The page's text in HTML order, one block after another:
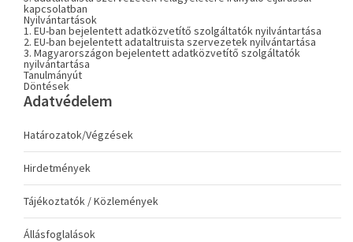
kapcsolatban
Nyilvántartások
1. EU-ban bejelentett adatközvetítő szolgáltatók nyilvántartása
2. EU-ban bejelentett adataltruista szervezetek nyilvántartása
3. Magyarországon bejelentett adatközvetítő szolgáltatók
nyilvántartása
Tanulmányút
Döntések
Adatvédelem
Határozatok/Végzések
Hirdetmények
Tájékoztatók / Közlemények
Állásfoglalások